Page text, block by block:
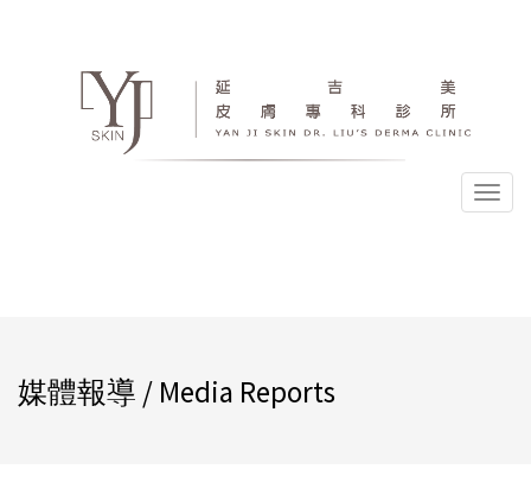
選
媒體報導 / Media Reports